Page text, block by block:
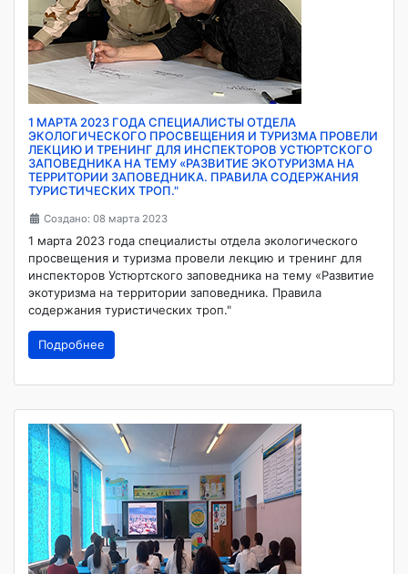
1 МАРТА 2023 ГОДА СПЕЦИАЛИСТЫ ОТДЕЛА
ЭКОЛОГИЧЕСКОГО ПРОСВЕЩЕНИЯ И ТУРИЗМА ПРОВЕЛИ
ЛЕКЦИЮ И ТРЕНИНГ ДЛЯ ИНСПЕКТОРОВ УСТЮРТСКОГО
ЗАПОВЕДНИКА НА ТЕМУ «РАЗВИТИЕ ЭКОТУРИЗМА НА
ТЕРРИТОРИИ ЗАПОВЕДНИКА. ПРАВИЛА СОДЕРЖАНИЯ
ТУРИСТИЧЕСКИХ ТРОП."
Создано: 08 марта 2023
1 марта 2023 года специалисты отдела экологического
просвещения и туризма провели лекцию и тренинг для
инспекторов Устюртского заповедника на тему «Развитие
экотуризма на территории заповедника. Правила
содержания туристических троп."
Подробнее